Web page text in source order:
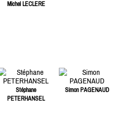
Michel LECLERE
Stéphane
PETERHANSEL
Simon PAGENAUD